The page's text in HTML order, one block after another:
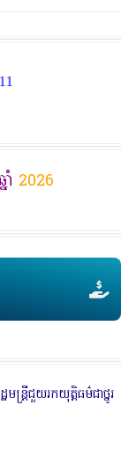
ាំ 2026
ត្រីជួយរកយុត្តិធម៌ជាថ្នូរ